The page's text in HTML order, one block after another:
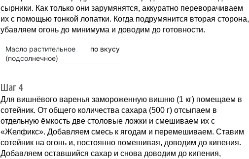
сырники. Как только они зарумянятся, аккуратно переворачиваем
их с помощью тонкой лопатки. Когда подрумянится вторая сторона,
убавляем огонь до минимума и доводим до готовности.
Масло растительное
(подсолнечное)
по вкусу
Шаг 4
Для вишнёвого варенья замороженную вишню (1 кг) помещаем в
сотейник. От общего количества сахара (500 г) отсыпаем в
отдельную ёмкость две столовые ложки и смешиваем их с
«Желфикс». Добавляем смесь к ягодам и перемешиваем. Ставим
сотейник на огонь и, постоянно помешивая, доводим до кипения.
Добавляем оставшийся сахар и снова доводим до кипения,